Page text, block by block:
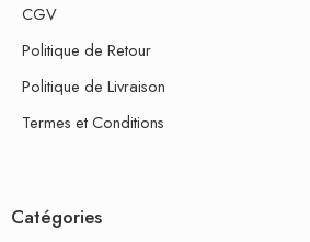
CGV
Politique de Retour
Politique de Livraison
Termes et Conditions
Catégories